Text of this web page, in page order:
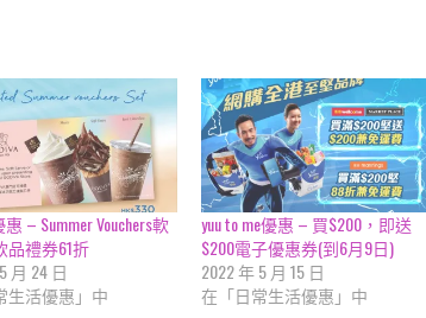
惠 – Summer Vouchers軟
品禮券61折
月 24 日
生活優惠」中
yuu to me優惠 – 買$200，即送
$200電子優惠券(到6月9日)
2022 年 5 月 15 日
在「日常生活優惠」中